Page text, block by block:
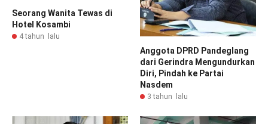
Seorang Wanita Tewas di
Hotel Kosambi
4 tahun lalu
Anggota DPRD Pandeglang
dari Gerindra Mengundurkan
Diri, Pindah ke Partai
Nasdem
3 tahun lalu